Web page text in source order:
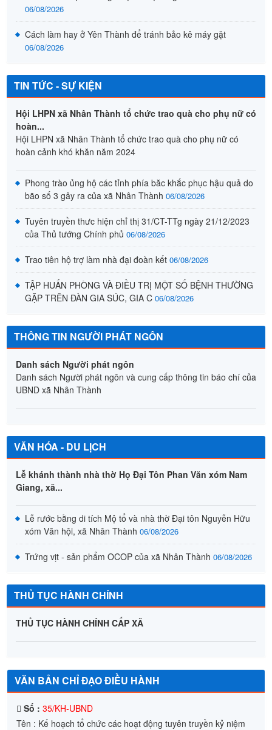
Hoạt động đền ơn đáp nghĩa nhân dịp kỷ niệm 77 năm ngày
thương binh liệt sỹ (27/7/1947 - 27/7/2024)(25/07/2024)
Trao tiền hộ tr hộ nghèo, hộ cận nghèo, hộ khó khăn làm nhà
để bình ổn thị trường phân bón...
Yên Thành sơ kết 6 tháng thực hiện kế hoạch về cấp Giấy
chứng nhận QSD đất
Yên Thành đạt nhiều giải tại Lễ hội làng Sen năm 2022
06/08/2026
Cách làm hay ở Yên Thành để tránh bảo kê máy gặt
06/08/2026
TIN TỨC - SỰ KIỆN
Hội LHPN xã Nhân Thành tổ chức trao quà cho phụ nữ có
hoàn...
Hội LHPN xã Nhân Thành tổ chức trao quà cho phụ nữ có
hoàn cảnh khó khăn năm 2024
Phong trào ủng hộ các tỉnh phía băc khắc phục hậu quả do
bão số 3 gây ra của xã Nhân Thành06/08/2026
Tuyên truyền thưc hiện chỉ thị 31/CT-TTg ngày 21/12/2023
Trao tiên hộ trợ làm nhà đại đoàn kết
TẬP HUẤN PHÒNG VÀ ĐIỀU TRỊ MỘT SỐ BỆNH THƯỜNG
GẶP TRÊN ĐÀN GIA SÚC, GIA C06/08/2026
Danh sách Người phát ngôn
Danh sách Người phát ngôn và cung cấp thông tin báo chí của
UBND xã Nhân Thành
VĂN HÓA - DU LỊCH
Lễ khánh thành nhà thờ Họ Đại Tôn Phan Văn xóm Nam
Lễ rước bằng di tích Mộ tổ và nhà thờ Đại tôn Nguyễn Hữu
xóm Văn hội, xã Nhân Thành06/08/2026
Trứng vịt - sản phẩm OCOP của xã Nhân Thành06/08/2026
THỦ TỤC HÀNH CHÍNH
THỦ TỤC HÀNH CHÍNH CẤP XÃ